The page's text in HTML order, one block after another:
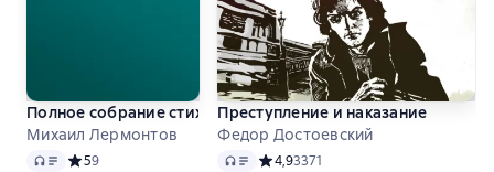
Полное собрание стихотворений
Михаил Лермонтов
Audio Средний рейтинг 5 на основе 9 оценок
59
Преступление и наказание
Федор Достоевский
Audio Средний рейтинг 4,9 на основе
4,93371